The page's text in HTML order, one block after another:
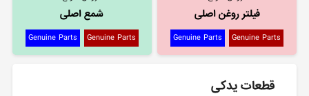
فیلتر روغن اصلی
Genuine Parts
Genuine Parts
شمع اصلی
Genuine Parts
Genuine Parts
قطعات یدکی